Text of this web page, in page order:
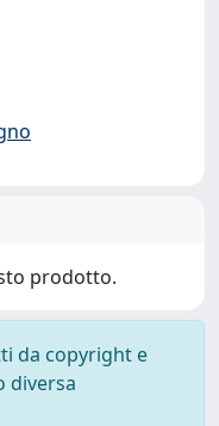
prodotto.
da copyright e
diversa